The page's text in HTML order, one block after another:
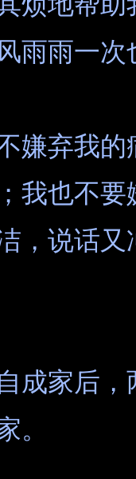
雨雨一次
嫌弃我
我也不要
，说话
成家后，
。